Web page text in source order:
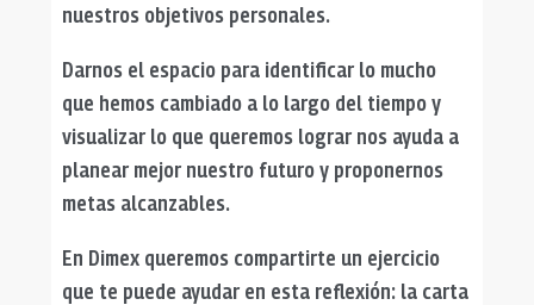
nuestros objetivos personales.
Darnos el espacio para identificar lo mucho
que hemos cambiado a lo largo del tiempo y
visualizar lo que queremos lograr nos ayuda a
planear mejor nuestro futuro y proponernos
metas alcanzables.
En Dimex queremos compartirte un ejercicio
que te puede ayudar en esta reflexión: la carta